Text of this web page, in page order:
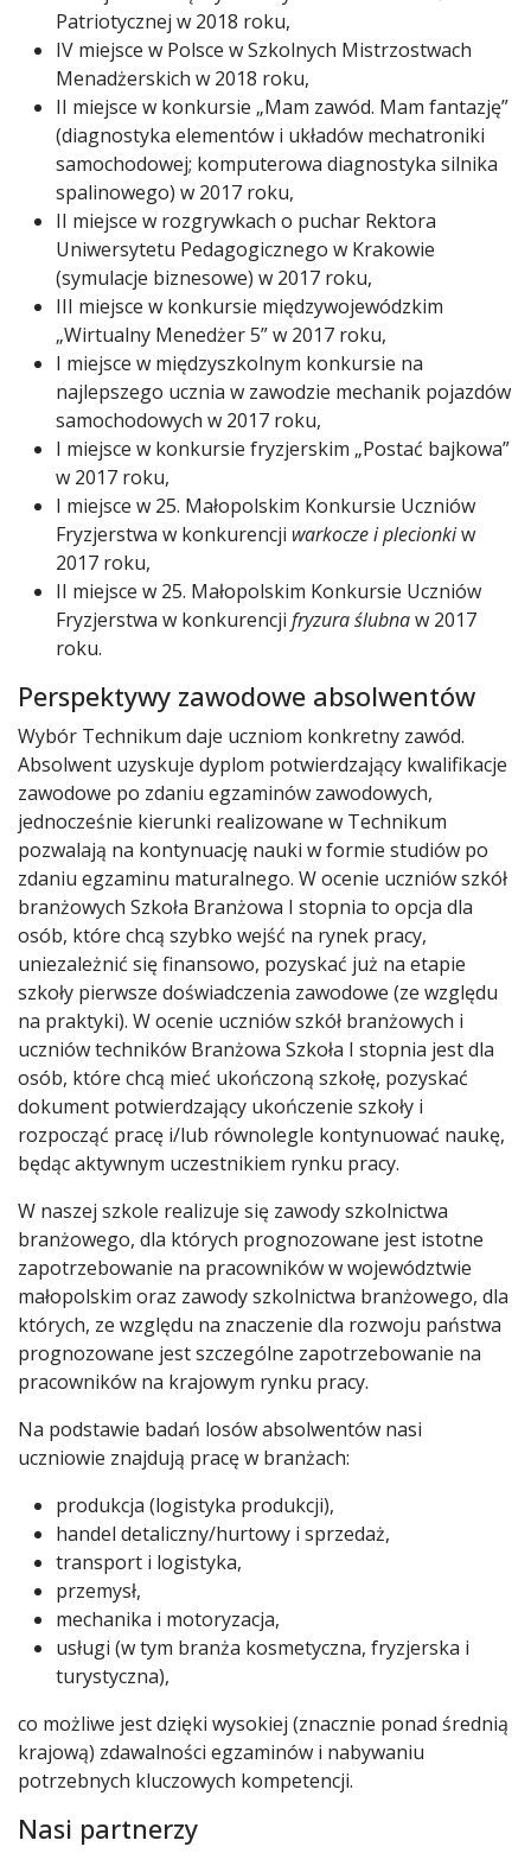
Patriotycznej w 2018 roku,
IV miejsce w Polsce w Szkolnych Mistrzostwach
Menadżerskich w 2018 roku,
II miejsce w konkursie „Mam zawód. Mam fantazję”
(diagnostyka elementów i układów mechatroniki
samochodowej; komputerowa diagnostyka silnika
spalinowego) w 2017 roku,
II miejsce w rozgrywkach o puchar Rektora
Uniwersytetu Pedagogicznego w Krakowie
(symulacje biznesowe) w 2017 roku,
III miejsce w konkursie międzywojewódzkim
„Wirtualny Menedżer 5” w 2017 roku,
I miejsce w międzyszkolnym konkursie na
najlepszego ucznia w zawodzie mechanik pojazdów
samochodowych w 2017 roku,
I miejsce w konkursie fryzjerskim „Postać bajkowa”
w 2017 roku,
I miejsce w 25. Małopolskim Konkursie Uczniów
Fryzjerstwa w konkurencji warkocze i plecionkiw
2017 roku,
II miejsce w 25. Małopolskim Konkursie Uczniów
Fryzjerstwa w konkurencji fryzura ślubnaw 2017
roku.
Perspektywy zawodowe absolwentów
Wybór Technikum daje uczniom konkretny zawód.
Absolwent uzyskuje dyplom potwierdzający kwalifikacje
zawodowe po zdaniu egzaminów zawodowych,
jednocześnie kierunki realizowane w Technikum
pozwalają na kontynuację nauki w formie studiów po
zdaniu egzaminu maturalnego. W ocenie uczniów szkół
branżowych Szkoła Branżowa I stopnia to opcja dla
osób, które chcą szybko wejść na rynek pracy,
uniezależnić się finansowo, pozyskać już na etapie
szkoły pierwsze doświadczenia zawodowe (ze względu
na praktyki). W ocenie uczniów szkół branżowych i
uczniów techników Branżowa Szkoła I stopnia jest dla
osób, które chcą mieć ukończoną szkołę, pozyskać
dokument potwierdzający ukończenie szkoły i
rozpocząć pracę i/lub równolegle kontynuować naukę,
będąc aktywnym uczestnikiem rynku pracy.
W naszej szkole realizuje się zawody szkolnictwa
branżowego, dla których prognozowane jest istotne
zapotrzebowanie na pracowników w województwie
małopolskim oraz zawody szkolnictwa branżowego, dla
których, ze względu na znaczenie dla rozwoju państwa
prognozowane jest szczególne zapotrzebowanie na
pracowników na krajowym rynku pracy.
Na podstawie badań losów absolwentów nasi
uczniowie znajdują pracę w branżach:
produkcja (logistyka produkcji),
handel detaliczny/hurtowy i sprzedaż,
transport i logistyka,
przemysł,
mechanika i motoryzacja,
usługi (w tym branża kosmetyczna, fryzjerska i
turystyczna),
co możliwe jest dzięki wysokiej (znacznie ponad średnią
krajową) zdawalności egzaminów i nabywaniu
potrzebnych kluczowych kompetencji.
Nasi partnerzy